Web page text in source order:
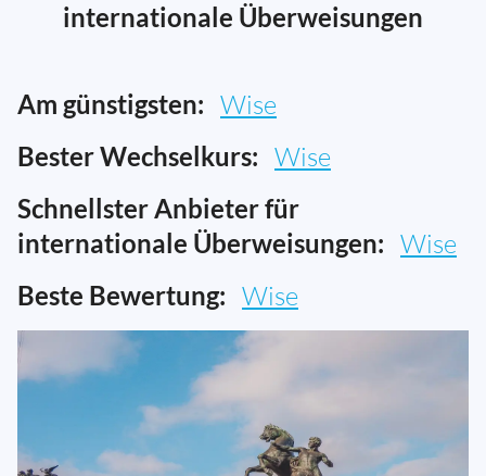
internationale Überweisungen
Am günstigsten: Wise
Bester Wechselkurs: Wise
Schnellster Anbieter für
internationale Überweisungen: Wise
Beste Bewertung: Wise